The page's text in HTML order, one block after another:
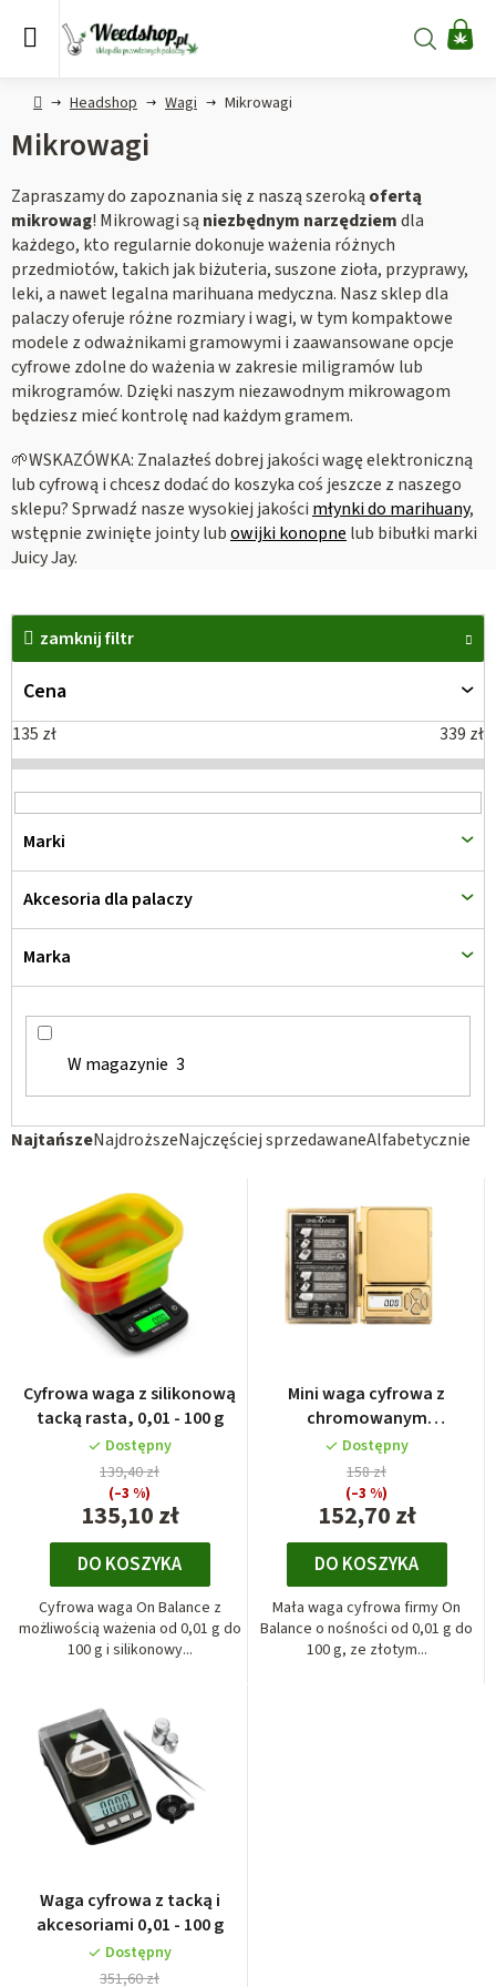
Szukaj
HomeHeadshop Wagi Mikrowagi
Mikrowagi
Zapraszamy do zapoznania się z naszą szeroką ofertą
mikrowag! Mikrowagi są niezbędnym narzędziemdla
każdego, kto regularnie dokonuje ważenia różnych
przedmiotów, takich jak biżuteria, suszone zioła, przyprawy,
leki, a nawet legalna marihuana medyczna. Nasz sklep dla
palaczy oferuje różne rozmiary i wagi, w tym kompaktowe
modele z odważnikami gramowymi i zaawansowane opcje
cyfrowe zdolne do ważenia w zakresie miligramów lub
mikrogramów. Dzięki naszym niezawodnym mikrowagom
będziesz mieć kontrolę nad każdym gramem.
🌱WSKAZÓWKA: Znalazłeś dobrej jakości wagę elektroniczną
lub cyfrową i chcesz dodać do koszyka coś jeszcze z naszego
sklepu? Sprwadź nasze wysokiej jakości młynki do marihuany,
wstępnie zwinięte jointy lubowijki konopne lub bibułki marki
Juicy Jay.
S
t
NajtańszeNajdroższeNajczęściej sprzedawaneAlfabetycznie
zamknij filtr
Cena
135 zł 339 zł
W magazynie 3
Marki
Akcesoria dla palaczy
Marka
L
s
a
p
r
o
d
u
k
ó
w
Cyfrowa waga z silikonową
tacką rasta, 0,01 - 100 g
Dostępny
135,10 zł
139,40 zł
(–3 %)
DO KOSZYKA
Cyfrowa waga On Balance z
możliwością ważenia od 0,01 g do
100 g i silikonowy...
Mini waga cyfrowa z
chromowanym
wykończeniem 0,01 - 100 g
Dostępny
152,70 zł
158 zł
(–3 %)
DO KOSZYKA
Mała waga cyfrowa firmy On
Balance o nośności od 0,01 g do
100 g, ze złotym...
Waga cyfrowa z tacką i
akcesoriami 0,01 - 100 g
Dostępny
351,60 zł